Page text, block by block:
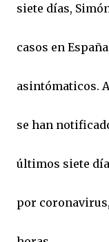
siete días,
casos en
asintómaticos.
se han
últimos siete
por